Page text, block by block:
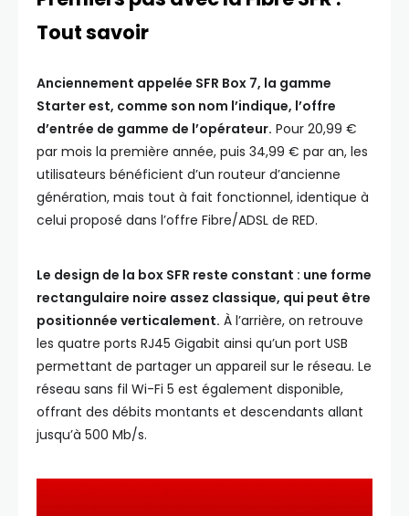
Tout savoir
Anciennement appelée SFR Box 7, la gamme
Starter est, comme son nom l’indique, l’offre
d’entrée de gamme de l’opérateur. Pour 20,99 €
par mois la première année, puis 34,99 € par an, les
utilisateurs bénéficient d’un routeur d’ancienne
génération, mais tout à fait fonctionnel, identique à
celui proposé dans l’offre Fibre/ADSL de RED.
Le design de la box SFR reste constant : une forme
rectangulaire noire assez classique, qui peut être
positionnée verticalement. À l’arrière, on retrouve
les quatre ports RJ45 Gigabit ainsi qu’un port USB
permettant de partager un appareil sur le réseau. Le
réseau sans fil Wi-Fi 5 est également disponible,
offrant des débits montants et descendants allant
jusqu’à 500 Mb/s.